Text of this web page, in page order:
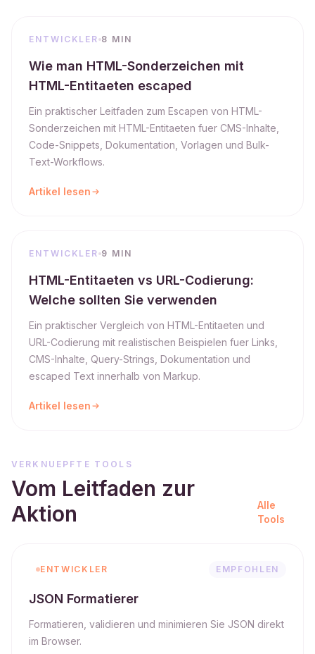
ENTWICKLER 8 MIN
Wie man HTML-Sonderzeichen mit
HTML-Entitaeten escaped
Ein praktischer Leitfaden zum Escapen von HTML-
Sonderzeichen mit HTML-Entitaeten fuer CMS-Inhalte,
Code-Snippets, Dokumentation, Vorlagen und Bulk-
Text-Workflows.
Artikel lesen
ENTWICKLER 9 MIN
HTML-Entitaeten vs URL-Codierung:
Welche sollten Sie verwenden
Ein praktischer Vergleich von HTML-Entitaeten und
URL-Codierung mit realistischen Beispielen fuer Links,
CMS-Inhalte, Query-Strings, Dokumentation und
escaped Text innerhalb von Markup.
Artikel lesen
VERKNUEPFTE TOOLS
Vom Leitfaden zur
Aktion
Alle
Tools
ENTWICKLER EMPFOHLEN
JSON Formatierer
Formatieren, validieren und minimieren Sie JSON direkt
im Browser.